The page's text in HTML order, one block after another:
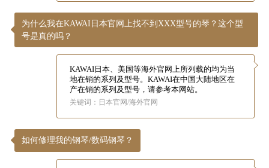
站
为什么我在KAWAI日本官网上找不到XXX型号的琴？这个型
号是真的吗？
KAWAI日本、美国等海外官网上所列载的均为当
地在销的系列及型号。KAWAI在中国大陆地区在
产在销的系列及型号，请参考本网站。
关键词：日本官网/海外官网
如何修理我的钢琴/数码钢琴？